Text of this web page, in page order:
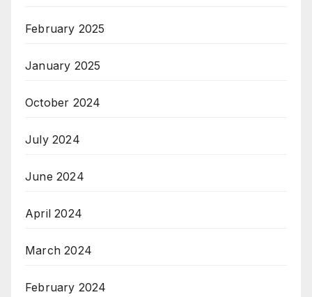
February 2025
January 2025
October 2024
July 2024
June 2024
April 2024
March 2024
February 2024